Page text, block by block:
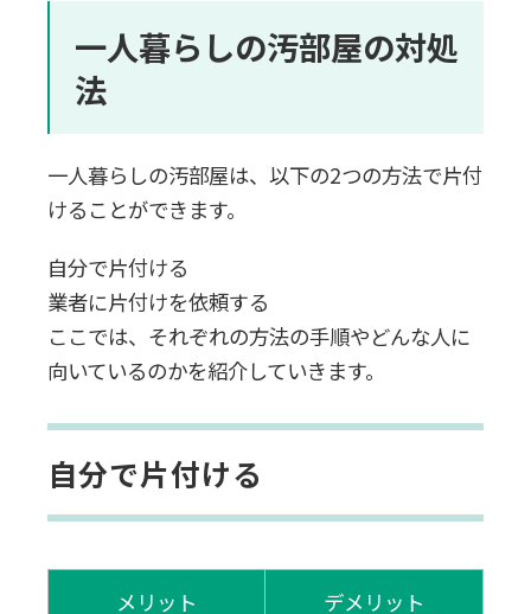
一人暮らしの汚部屋の対処
法
一人暮らしの汚部屋は、以下の2つの方法で片付
けることができます。
自分で片付ける
業者に片付けを依頼する
ここでは、それぞれの方法の手順やどんな人に
向いているのかを紹介していきます。
自分で片付ける
メリット デメリット